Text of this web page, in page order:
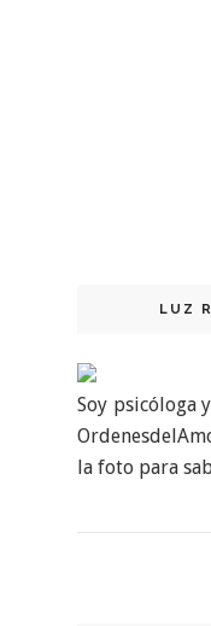
LUZ
Soy psicóloga
la foto para